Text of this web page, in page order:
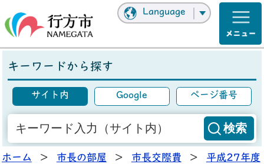
Language
キーワードから探す
サイト内 Google ページ番号
ホーム > 市長の部屋 > 市長交際費 > 平成27年度